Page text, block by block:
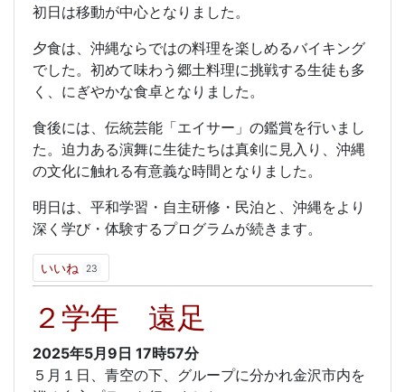
初日は移動が中心となりました。
夕食は、沖縄ならではの料理を楽しめるバイキング
でした。初めて味わう郷土料理に挑戦する生徒も多
く、にぎやかな食卓となりました。
食後には、伝統芸能「エイサー」の鑑賞を行いまし
た。迫力ある演舞に生徒たちは真剣に見入り、沖縄
の文化に触れる有意義な時間となりました。
明日は、平和学習・自主研修・民泊と、沖縄をより
深く学び・体験するプログラムが続きます。
いいね 23
２学年 遠足
2025年5月9日 17時57分
５月１日、青空の下、グループに分かれ金沢市内を